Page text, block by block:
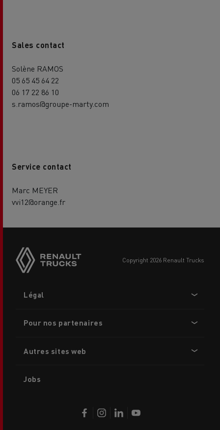
Sales contact
Solène RAMOS
05 65 45 64 22
06 17 22 86 10
s.ramos@groupe-marty.com
Service contact
Marc MEYER
vvi12@orange.fr
copyright 2026 Renault Trucks
menu
Légal
Pour nos partenaires
Autres sites web
Jobs